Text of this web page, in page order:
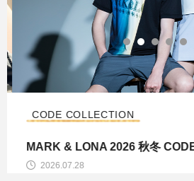
2026.07.28
CODE COLLECTION
MARK & LONA 2026 秋冬